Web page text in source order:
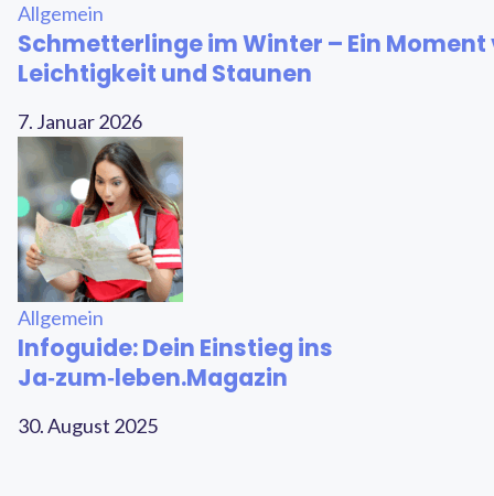
Allgemein
Schmetterlinge im Winter – Ein
Leichtigkeit und Staunen
7. Januar 2026
Allgemein
Infoguide: Dein Einstieg ins
Ja‑zum‑leben.Magazin
30. August 2025